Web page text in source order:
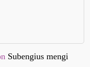
Subengius mengi